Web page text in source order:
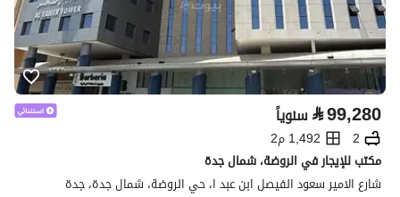
⃁99,280 سنوياً
2
1,492 م2
مكتب للإيجار في الروضة، شمال جدة
شارع الامير سعود الفيصل ابن عبد ا، حي الروضة، شمال جدة، جدة